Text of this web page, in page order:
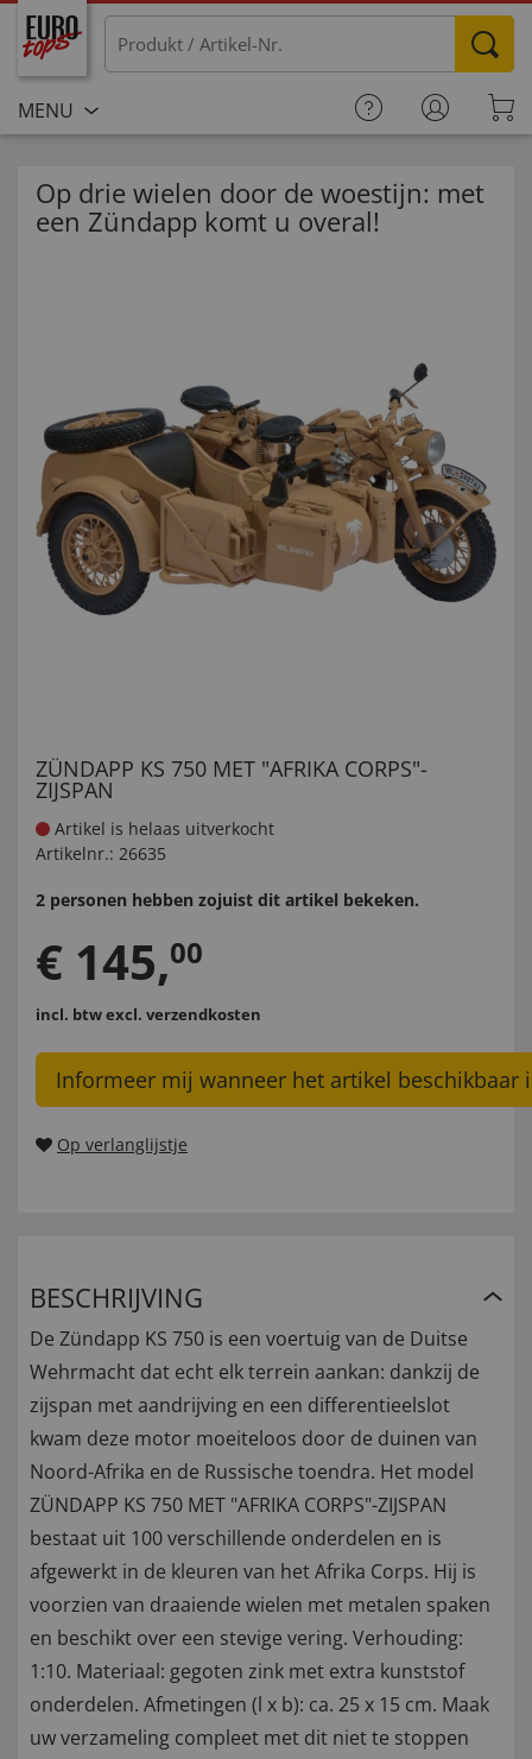
MENU
Op drie wielen door de woestijn: met
een Zündapp komt u overal!
ZÜNDAPP KS 750 MET "AFRIKA CORPS"-
ZIJSPAN
Artikel is helaas uitverkocht
Artikelnr.: 26635
2 personen hebben zojuist dit artikel bekeken.
€ 145,00
incl. btwexcl. verzendkosten
Informeer mij wanneer het artikel beschikbaar
Op verlanglijstje
BESCHRIJVING
De Zündapp KS 750 is een voertuig van de Duitse
Wehrmacht dat echt elk terrein aankan: dankzij de
zijspan met aandrijving en een differentieelslot
kwam deze motor moeiteloos door de duinen van
Noord-Afrika en de Russische toendra. Het model
ZÜNDAPP KS 750 MET "AFRIKA CORPS"-ZIJSPAN
bestaat uit 100 verschillende onderdelen en is
afgewerkt in de kleuren van het Afrika Corps. Hij is
voorzien van draaiende wielen met metalen spaken
en beschikt over een stevige vering. Verhouding:
1:10. Materiaal: gegoten zink met extra kunststof
onderdelen. Afmetingen (l x b): ca. 25 x 15 cm. Maak
uw verzameling compleet met dit niet te stoppen